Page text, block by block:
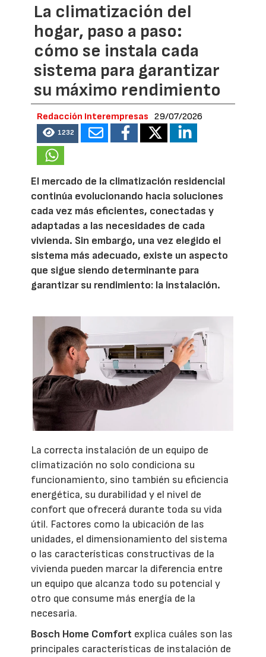
La climatización del
hogar, paso a paso:
cómo se instala cada
sistema para garantizar
su máximo rendimiento
Redacción Interempresas 29/07/2026
1232
El mercado de la climatización residencial
continúa evolucionando hacia soluciones
cada vez más eficientes, conectadas y
adaptadas a las necesidades de cada
vivienda. Sin embargo, una vez elegido el
sistema más adecuado, existe un aspecto
que sigue siendo determinante para
garantizar su rendimiento: la instalación.
La correcta instalación de un equipo de
climatización no solo condiciona su
funcionamiento, sino también su eficiencia
energética, su durabilidad y el nivel de
confort que ofrecerá durante toda su vida
útil. Factores como la ubicación de las
unidades, el dimensionamiento del sistema
o las características constructivas de la
vivienda pueden marcar la diferencia entre
un equipo que alcanza todo su potencial y
otro que consume más energía de la
necesaria.
Bosch Home Comfort explica cuáles son las
principales características de instalación de